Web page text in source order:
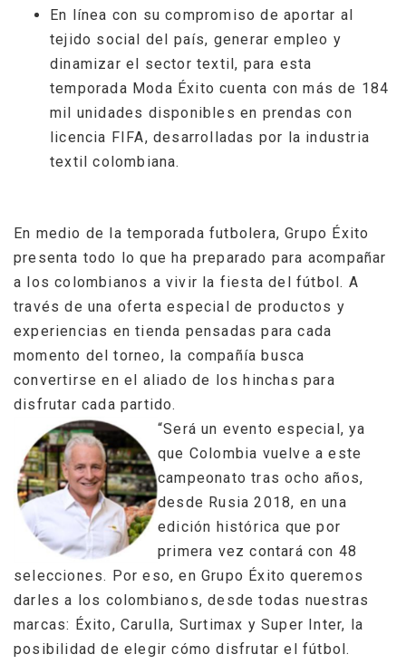
En línea con su compromiso de aportar al
tejido social del país, generar empleo y
dinamizar el sector textil, para esta
temporada Moda Éxito cuenta con más de 184
mil unidades disponibles en prendas con
licencia FIFA, desarrolladas por la industria
textil colombiana.
En medio de la temporada futbolera, Grupo Éxito
presenta todo lo que ha preparado para acompañar
a los colombianos a vivir la fiesta del fútbol. A
través de una oferta especial de productos y
experiencias en tienda pensadas para cada
momento del torneo, la compañía busca
convertirse en el aliado de los hinchas para
disfrutar cada partido.
“Será un evento especial, ya
que Colombia vuelve a este
campeonato tras ocho años,
desde Rusia 2018, en una
edición histórica que por
primera vez contará con 48
selecciones. Por eso, en Grupo Éxito queremos
darles a los colombianos, desde todas nuestras
marcas: Éxito, Carulla, Surtimax y Super Inter, la
posibilidad de elegir cómo disfrutar el fútbol.